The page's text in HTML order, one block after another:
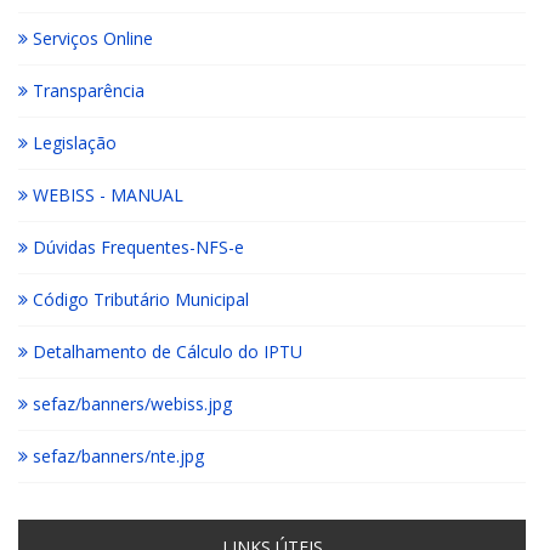
Serviços Online
Transparência
Legislação
WEBISS - MANUAL
Dúvidas Frequentes-NFS-e
Código Tributário Municipal
Detalhamento de Cálculo do IPTU
sefaz/banners/webiss.jpg
sefaz/banners/nte.jpg